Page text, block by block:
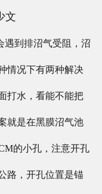
新闻动态
工程视频
关于我们
文
到排沼气受阻，沼
情况下有两种解决
打水，看能不能把
就是在黑膜沼气池
的小孔，注意开孔
路，开孔位置是锚